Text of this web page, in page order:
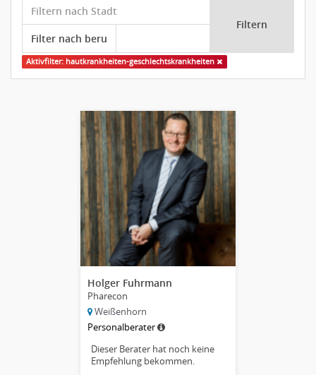
Filtern
Aktivfilter: hautkrankheiten-geschlechtskrankheiten
Holger Fuhrmann
Pharecon
Weißenhorn
Personalberater
Dieser Berater hat noch keine
Empfehlung bekommen.